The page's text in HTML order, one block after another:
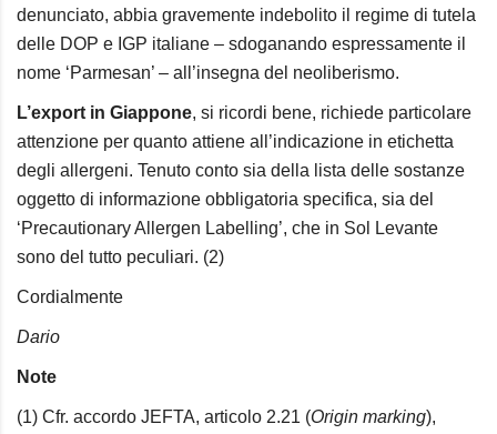
denunciato, abbia gravemente indebolito il regime di tutela
delle DOP e IGP italiane – sdoganando espressamente il
nome ‘Parmesan’ – all’insegna del neoliberismo.
L’export in Giappone, si ricordi bene, richiede particolare
attenzione per quanto attiene all’indicazione in etichetta
degli allergeni. Tenuto conto sia della lista delle sostanze
oggetto di informazione obbligatoria specifica, sia del
‘Precautionary Allergen Labelling’, che in Sol Levante
sono del tutto peculiari. (2)
Cordialmente
Dario
Note
(1) Cfr. accordo JEFTA, articolo 2.21 (Origin marking),